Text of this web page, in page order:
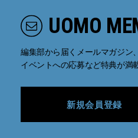
UOMO
編集部から届くメールマガジン
イベントへの応募など特典が満
新規会員登録